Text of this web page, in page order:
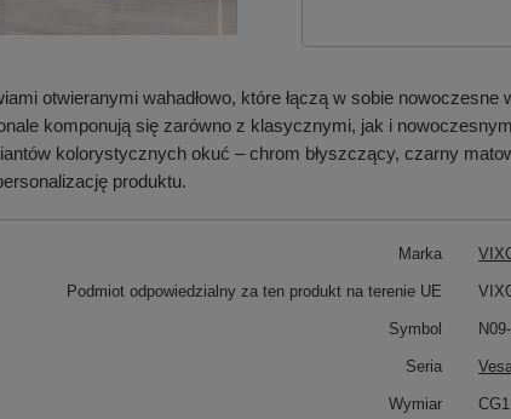
otwieranymi wahadłowo, które łączą w sobie
komponują się zarówno z klasycznymi, jak i
kolorystycznych okuć – chrom błyszczący, czarny
produktu.
Marka
Podmiot odpowiedzialny za ten produkt na terenie UE
Symbol
Seria
Wymiar